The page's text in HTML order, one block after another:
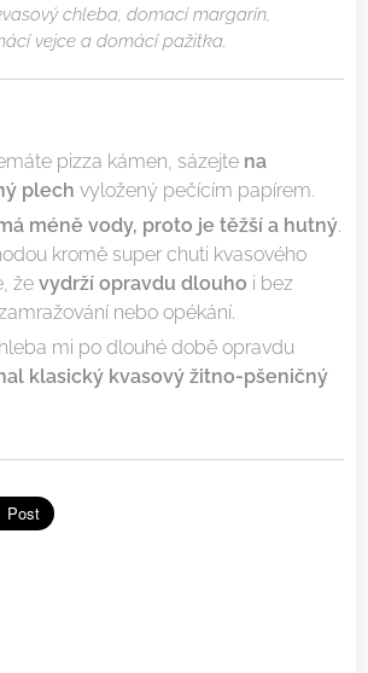
chleba, domací margarín,
vejce a domácí pažitka.
pizza kámen, sázejte na
plech vyložený pečícím papírem.
méně vody, proto je těžší a hutný.
kromě super chuti kvasového
že vydrží opravdu dlouho i bez
nebo opékání.
mi po dlouhé době opravdu
klasický kvasový žitno-pšeničný